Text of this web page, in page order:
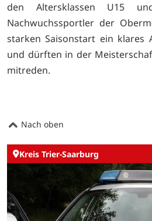
den Altersklassen U15
Nachwuchssportler der
starken Saisonstart ein klares
und dürften in der
mitreden.
Nach oben
Kreis Trier-Saarburg